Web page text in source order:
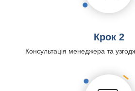
Крок 2
Консультація менеджера та